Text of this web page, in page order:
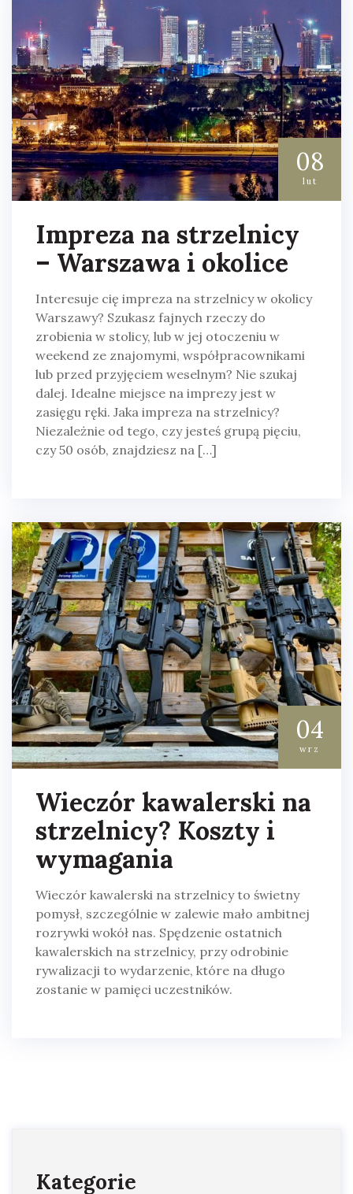
08
lut
Impreza na strzelnicy
– Warszawa i okolice
Interesuje cię impreza na strzelnicy w okolicy
Warszawy? Szukasz fajnych rzeczy do
zrobienia w stolicy, lub w jej otoczeniu w
weekend ze znajomymi, współpracownikami
lub przed przyjęciem weselnym? Nie szukaj
dalej. Idealne miejsce na imprezy jest w
zasięgu ręki. Jaka impreza na strzelnicy?
Niezależnie od tego, czy jesteś grupą pięciu,
czy 50 osób, znajdziesz na […]
04
wrz
Wieczór kawalerski na
strzelnicy? Koszty i
wymagania
Wieczór kawalerski na strzelnicy to świetny
pomysł, szczególnie w zalewie mało ambitnej
rozrywki wokół nas. Spędzenie ostatnich
kawalerskich na strzelnicy, przy odrobinie
rywalizacji to wydarzenie, które na długo
zostanie w pamięci uczestników.
Kategorie